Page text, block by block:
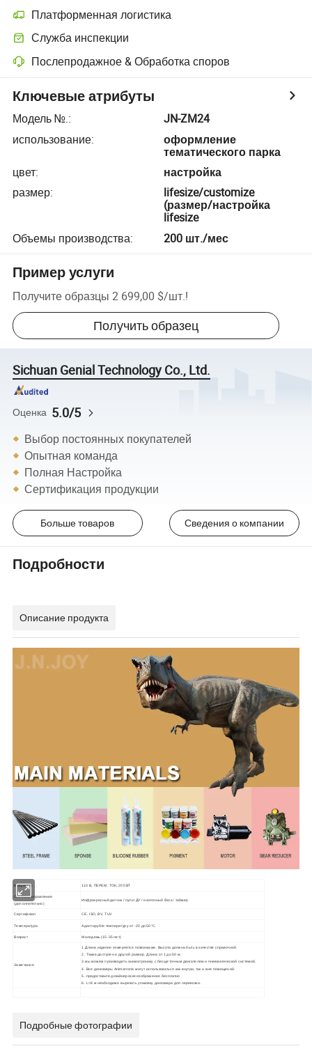
Платформенная логистика
Служба инспекции
Послепродажное & Обработка споров
Ключевые атрибуты
Модель №.:
JN-ZM24
использование:
оформление
тематического парка
цвет:
настройка
размер:
lifesize/customize
(размер/настройка
lifesize
Объемы производства: 200 шт./мес
Пример услуги
Получите образцы 2 699,00 $/шт.!
Получить образец
Sichuan Genial Technology Co., Ltd.
Оценка 5.0/5
Выбор постоянных покупателей
Опытная команда
Полная Настройка
Сертификация продукции
Больше товаров Сведения о компании
Подробности
Описание продукта
Мощность 110 В, ПЕРЕМ. ТОК, 200 ВТ
Системы управления
(дополнительно)
Инфракрасный датчик / пульт ДУ / кнопочный блок / таймер
Сертификат CE, ISO, BV, TUV
Температура Адаптируйте температуру от -20 до 50°C.
Возраст Молодежь (15-35 лет)
Замечание
1.Длина изделия измеряется позвонками. Высота должна быть в качестве справочной.
2. Также доступен и другой размер. Длина от 1 до 50 м.
3.мы можем производить аниматронику с бесщеточным двигателем и пневматической системой.
4. Все динозавры Animatronic могут использоваться как внутри, так и вне помещений.
5. предоставьте дизайнерские изображения бесплатно
6. L>8 м необходимо вырезать упаковку динозавра для перевозки.
Подробные фотографии